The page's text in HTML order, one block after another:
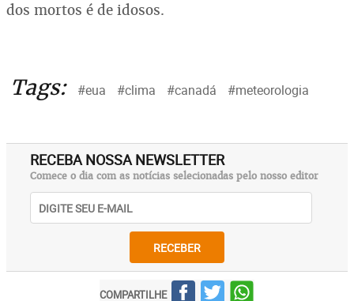
dos mortos é de idosos.
Tags: #eua #clima #canadá #meteorologia
RECEBA NOSSA NEWSLETTER
Comece o dia com as notícias selecionadas pelo nosso editor
RECEBER
COMPARTILHE